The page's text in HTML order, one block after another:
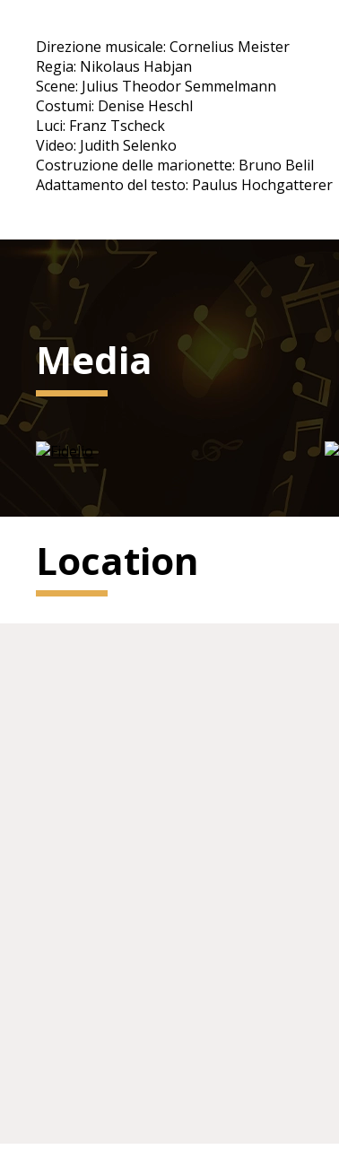
Direzione musicale: Cornelius Meister
Regia: Nikolaus Habjan
Scene: Julius Theodor Semmelmann
Costumi: Denise Heschl
Luci: Franz Tscheck
Video: Judith Selenko
Costruzione delle marionette: Bruno Belil
Adattamento del testo: Paulus Hochgatterer
Media
Location